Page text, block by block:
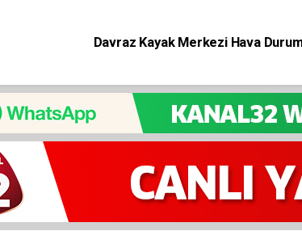
Davraz Kayak Merkezi Hava